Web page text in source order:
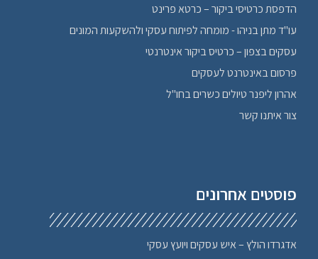
הדפסת כרטיסי ביקור – כרטא פרינט
עו"ד מתן בניהו - מומחה לפיתוח עסקי ולהשקעות המונים
עסקים בצפון – כרטיס ביקור אינטרנטי
פרסום באינטרנט לעסקים
אהרון ליפנר טיולים כשרים בחו"ל
צור איתנו קשר
פוסטים אחרונים
אדגרדו הולץ – איש עסקים ויועץ עסקי